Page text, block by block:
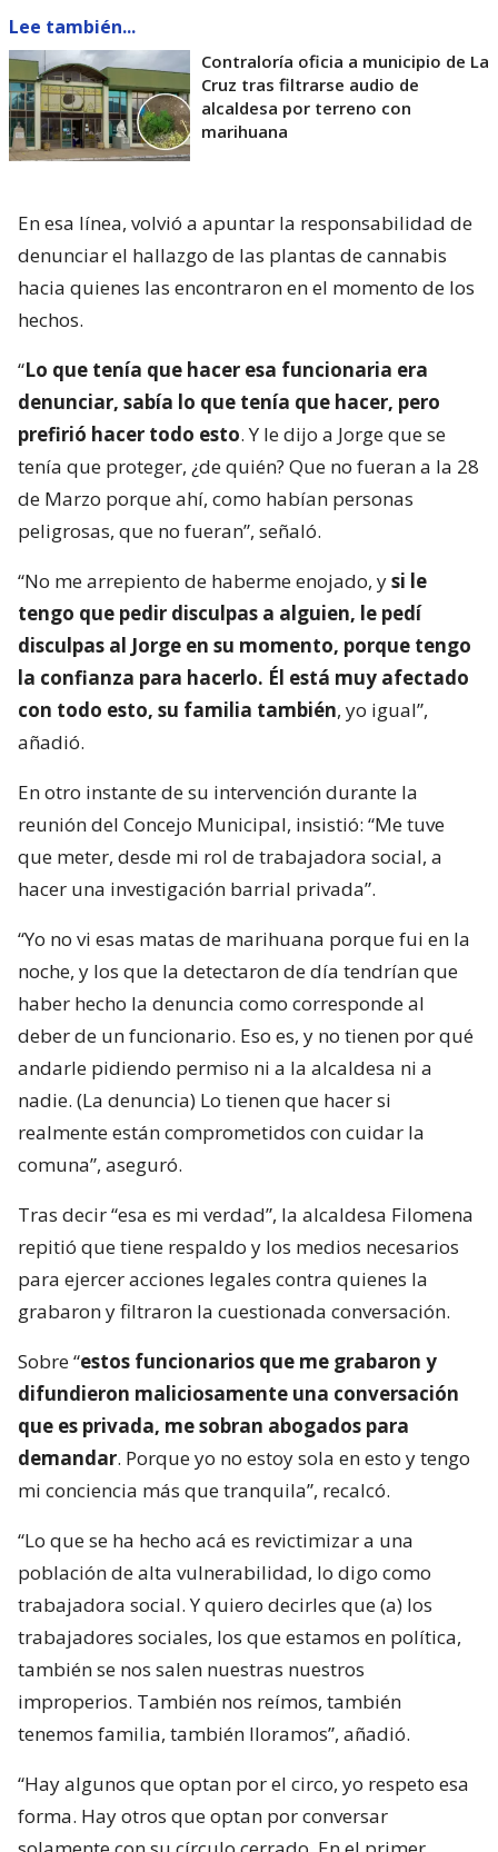
Lee también...
Contraloría oficia a municipio de La
Cruz tras filtrarse audio de
alcaldesa por terreno con
marihuana
En esa línea, volvió a apuntar la responsabilidad de
denunciar el hallazgo de las plantas de cannabis
hacia quienes las encontraron en el momento de los
hechos.
“Lo que tenía que hacer esa funcionaria era
denunciar, sabía lo que tenía que hacer, pero
prefirió hacer todo esto. Y le dijo a Jorge que se
tenía que proteger, ¿de quién? Que no fueran a la 28
de Marzo porque ahí, como habían personas
peligrosas, que no fueran”, señaló.
“No me arrepiento de haberme enojado, ysi le
tengo que pedir disculpas a alguien, le pedí
disculpas al Jorge en su momento, porque tengo
la confianza para hacerlo. Él está muy afectado
con todo esto, su familia también, yo igual”,
añadió.
En otro instante de su intervención durante la
reunión del Concejo Municipal, insistió: “Me tuve
que meter, desde mi rol de trabajadora social, a
hacer una investigación barrial privada”.
“Yo no vi esas matas de marihuana porque fui en la
noche, y los que la detectaron de día tendrían que
haber hecho la denuncia como corresponde al
deber de un funcionario. Eso es, y no tienen por qué
andarle pidiendo permiso ni a la alcaldesa ni a
nadie. (La denuncia) Lo tienen que hacer si
realmente están comprometidos con cuidar la
comuna”, aseguró.
Tras decir “esa es mi verdad”, la alcaldesa Filomena
repitió que tiene respaldo y los medios necesarios
para ejercer acciones legales contra quienes la
grabaron y filtraron la cuestionada conversación.
Sobre “estos funcionarios que me grabaron y
difundieron maliciosamente una conversación
que es privada, me sobran abogados para
demandar. Porque yo no estoy sola en esto y tengo
mi conciencia más que tranquila”, recalcó.
“Lo que se ha hecho acá es revictimizar a una
población de alta vulnerabilidad, lo digo como
trabajadora social. Y quiero decirles que (a) los
trabajadores sociales, los que estamos en política,
también se nos salen nuestras nuestros
improperios. También nos reímos, también
tenemos familia, también lloramos”, añadió.
“Hay algunos que optan por el circo, yo respeto esa
forma. Hay otros que optan por conversar